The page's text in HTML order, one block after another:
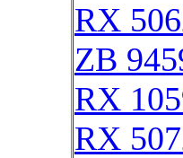
RX
ZB
RX
RX